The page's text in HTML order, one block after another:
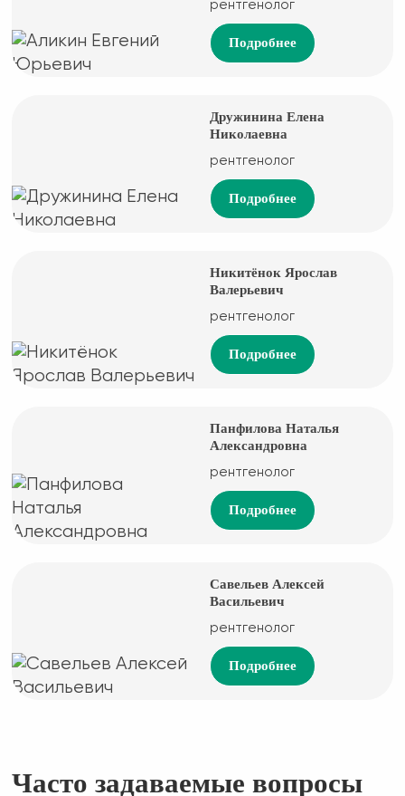
рентгенолог
Подробнее
Дружинина Елена
Николаевна
рентгенолог
Подробнее
Никитёнок Ярослав
Валерьевич
рентгенолог
Подробнее
Панфилова Наталья
Александровна
рентгенолог
Подробнее
Савельев Алексей
Васильевич
рентгенолог
Подробнее
Часто задаваемые вопросы